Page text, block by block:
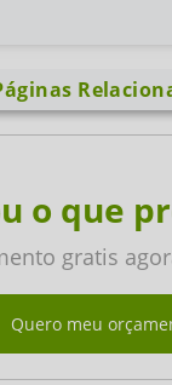
o que
gratis
Quero meu